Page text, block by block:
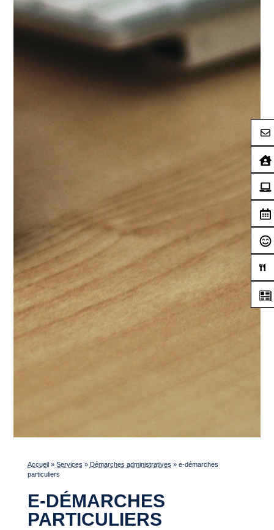
Accueil» Services » Démarches administratives » e-démarches
particuliers
E-DÉMARCHES
PARTICULIERS